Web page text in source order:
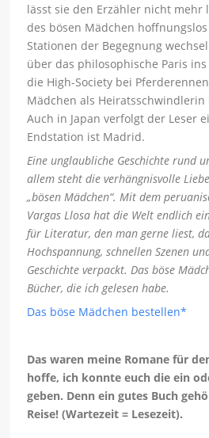
lässt sie den Erzähler nicht mehr
des bösen Mädchen
Stationen der Begegnung
über das philosophische Paris
die High-Society bei
Mädchen als
Auch in Japan verfolgt der Leser
Endstation ist Madrid.
Eine unglaubliche Geschichte rund
allem steht die verhängnisvolle
„bösen Mädchen“. Mit dem
Vargas Llosa hat die Welt endlich
für Literatur, den man gerne liest,
Hochspannung, schnellen Szenen
Geschichte verpackt. Das böse
Bücher, die ich gelesen habe.
Das böse Mädchen bestellen*
Das waren meine Romane für
hoffe, ich konnte euch die ein
geben. Denn ein gutes Buch
Reise! (Wartezeit = Lesezeit).